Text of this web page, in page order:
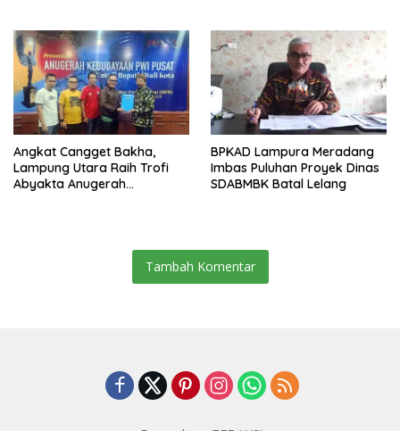
Angkat Cangget Bakha,
Lampung Utara Raih Trofi
Abyakta Anugerah
BPKAD Lampura Meradang
Imbas Puluhan Proyek Dinas
SDABMBK Batal Lelang
Tambah Komentar